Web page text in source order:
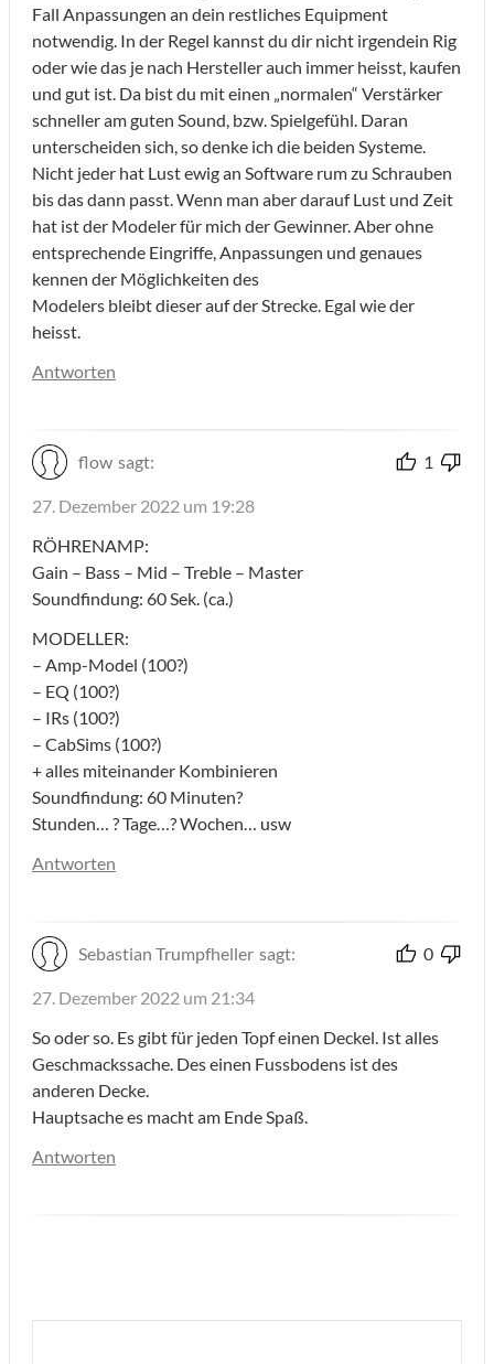
Fall Anpassungen an dein restliches Equipment
notwendig. In der Regel kannst du dir nicht irgendein Rig
oder wie das je nach Hersteller auch immer heisst, kaufen
und gut ist. Da bist du mit einen „normalen“ Verstärker
schneller am guten Sound, bzw. Spielgefühl. Daran
unterscheiden sich, so denke ich die beiden Systeme.
Nicht jeder hat Lust ewig an Software rum zu Schrauben
bis das dann passt. Wenn man aber darauf Lust und Zeit
hat ist der Modeler für mich der Gewinner. Aber ohne
entsprechende Eingriffe, Anpassungen und genaues
kennen der Möglichkeiten des
Modelers bleibt dieser auf der Strecke. Egal wie der
heisst.
Antworten
flow sagt: 1
27. Dezember 2022 um 19:28
RÖHRENAMP:
Gain – Bass – Mid – Treble – Master
Soundfindung: 60 Sek. (ca.)
MODELLER:
– Amp-Model (100?)
– EQ (100?)
– IRs (100?)
– CabSims (100?)
+ alles miteinander Kombinieren
Soundfindung: 60 Minuten?
Stunden… ? Tage…? Wochen… usw
Antworten
Sebastian Trumpfheller sagt: 0
27. Dezember 2022 um 21:34
So oder so. Es gibt für jeden Topf einen Deckel. Ist alles
Geschmackssache. Des einen Fussbodens ist des
anderen Decke.
Hauptsache es macht am Ende Spaß.
Antworten